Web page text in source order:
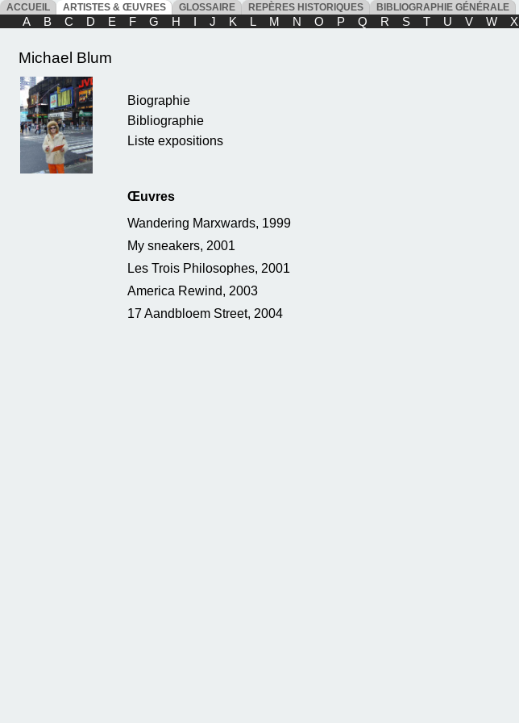
ACCUEIL ARTISTES & ŒUVRES GLOSSAIRE REPÈRES HISTORIQUES BIBLIOGRAPHIE GÉNÉRALE
A
B C D E F G H I J K L M N O P Q R S T U V W X